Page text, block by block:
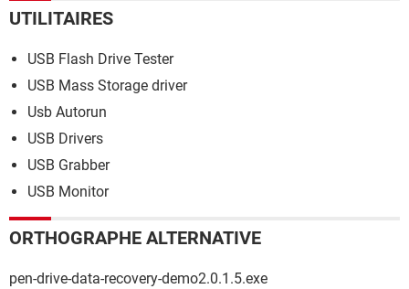
UTILITAIRES
USB Flash Drive Tester
USB Mass Storage driver
Usb Autorun
USB Drivers
USB Grabber
USB Monitor
ORTHOGRAPHE ALTERNATIVE
pen-drive-data-recovery-demo2.0.1.5.exe